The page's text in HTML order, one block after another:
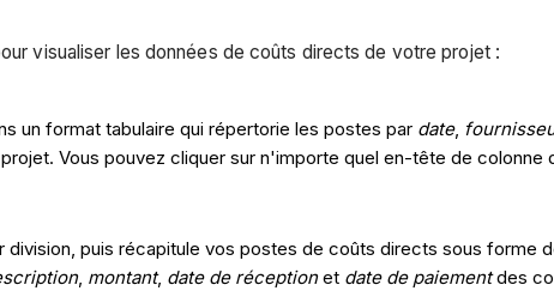
visualiser les données de coûts directs de votre projet :
un format tabulaire qui répertorie les postes par date,
Vous pouvez cliquer sur n'importe quel en-tête de colonne
puis récapitule vos postes de coûts directs sous forme
, montant, date de réceptionet date de paiementdes